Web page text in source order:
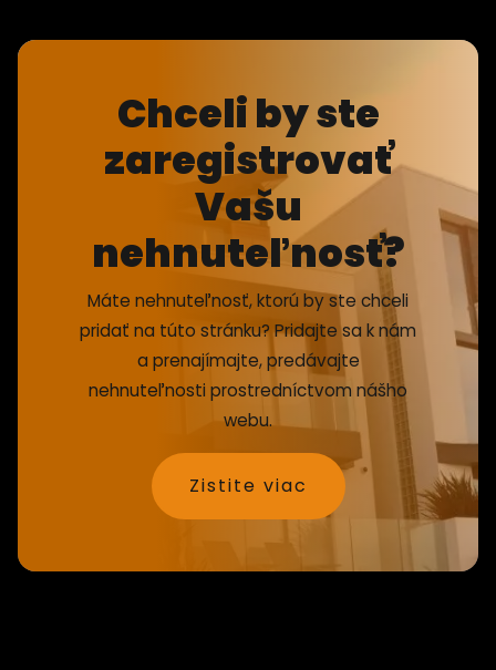
Chceli by ste
zaregistrovať
Vašu
nehnuteľnosť?
Máte nehnuteľnosť, ktorú by ste chceli
pridať na túto stránku? Pridajte sa k nám
a prenajímajte, predávajte
nehnuteľnosti prostredníctvom nášho
webu.
Zistite viac